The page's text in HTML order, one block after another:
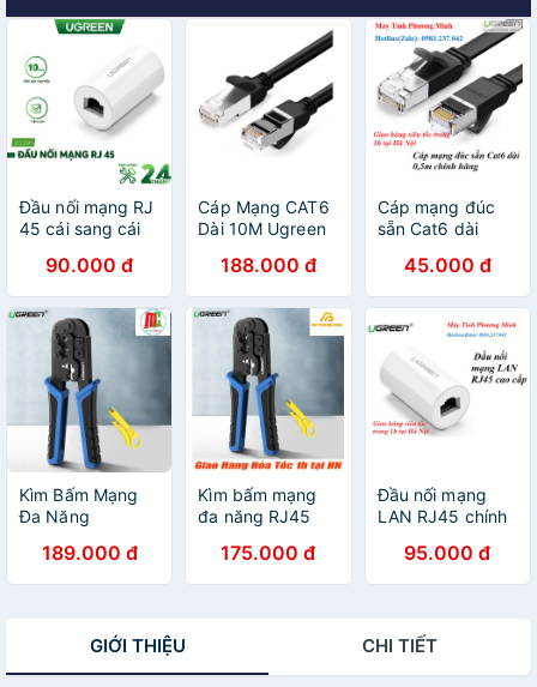
Đầu nối mạng RJ
45 cái sang cái
UGREEN 20391
(trắng)
90.000 đ
Cáp Mạng CAT6
Dài 10M Ugreen
CU)188.000 đ
Cáp mạng đúc
sẵn Cat6 dài
Ugreen 50183 -
Hàng chính hãng
45.000 đ
Kìm Bấm Mạng
Đa Năng
Ugreen 20102
Cao Cấp - Hàng
189.000 đ
Kìm bấm mạng
đa năng RJ45
20102(Cat5/Cat6
RJ45+RJ11) -
175.000 đ
Đầu nối mạng
LAN RJ45 chính
Ugreen 20391-
Hàng chính hãng
95.000 đ
GIỚI THIỆU CHI TIẾT